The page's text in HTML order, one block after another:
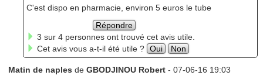
C'est dispo en pharmacie, environ 5 euros le tube
Répondre
3 sur 4 personnes ont trouvé cet avis utile.
Cet avis vous a-t-il été utile ? Oui Non
Matin de naples de GBODJINOU Robert- 07-06-16 19:03